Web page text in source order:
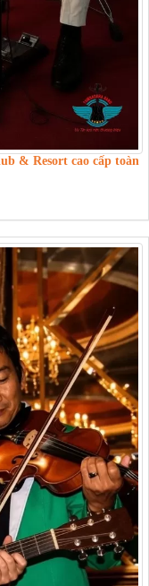
& Resort cao cấp toàn